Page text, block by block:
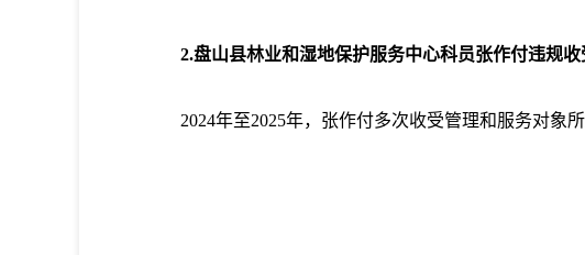
2.盘山县林业和湿地保护服务中心科员张作付违规收
2024年至2025年，张作付多次收受管理和服务对象